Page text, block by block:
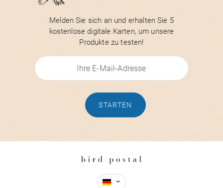
Melden Sie sich an und erhalten Sie 5
kostenlose digitale Karten, um unsere
Produkte zu testen!
STARTEN